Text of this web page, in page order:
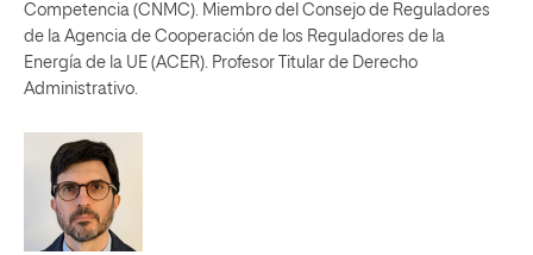
Competencia (CNMC). Miembro del Consejo de Reguladores
de la Agencia de Cooperación de los Reguladores de la
Energía de la UE (ACER). Profesor Titular de Derecho
Administrativo.